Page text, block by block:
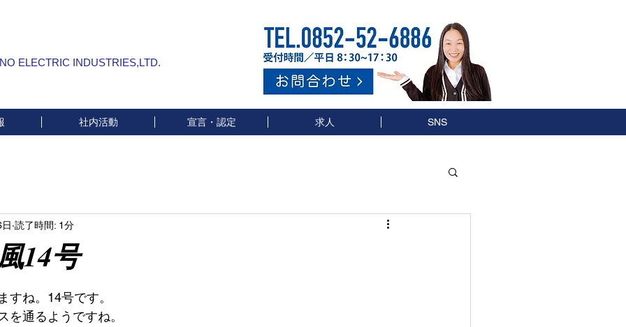
ELECTRIC INDUSTRIES,LTD.
社内活動 宣言・認定 求人 SNS
号
読了時間: 1分
すね。14号です。
を通るようですね。